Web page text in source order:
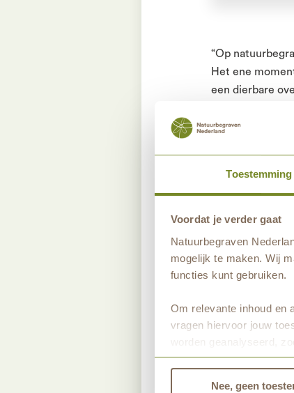
Toestemming
Voordat je verder gaat
Natuurbegraven
mogelijk te maken. Wij
functies kunt gebruiken.
Om relevante inhoud en
vragen hiervoor jouw
worden geanalyseerd,
Bekijk dan de andere
Nee, geen
“Op
Het ene
een dierbare
“Ik ben altijd al
studie culturele
de horeca, in
de
uitvaarten.
van de
iemand die
bosbeheer.”